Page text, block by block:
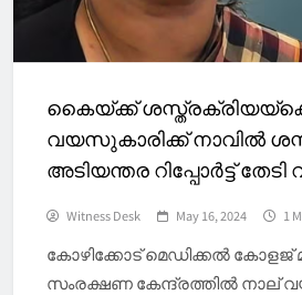
കെെയ്ക്ക്
വയസുകാരിക്ക് നാവില്‍
അടിയന്തര റിപ്പോര്‍ട്ട്
Witness Desk May 16, 2024 1
കോഴിക്കോട് മെഡിക്കല്‍
സംരക്ഷണ കേന്ദ്രത്തില്‍ നാല്